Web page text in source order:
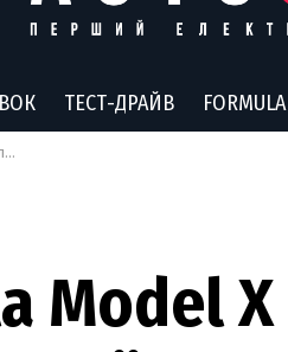
ТЕСТ-ДРАЙВ
Model X